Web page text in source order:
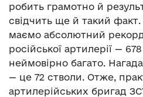
робить грамотно й
свідчить ще й такий
маємо абсолютний
російської артилерії —
неймовірно багато.
— це 72 стволи. Отже,
артилерійських бригад